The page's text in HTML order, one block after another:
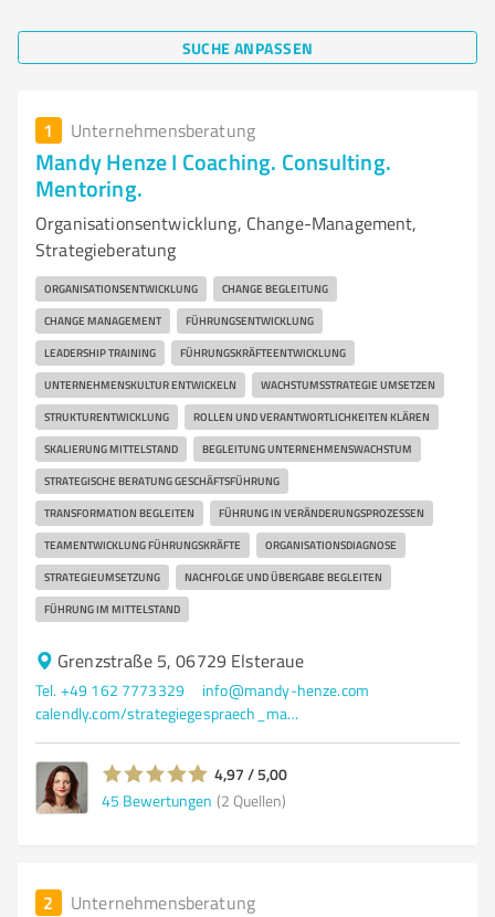
SUCHE ANPASSEN
1 Unternehmensberatung
Mandy Henze I Coaching. Consulting.
Mentoring.
Organisationsentwicklung, Change-Management,
Strategieberatung
ORGANISATIONSENTWICKLUNG CHANGE BEGLEITUNG
CHANGE MANAGEMENT FÜHRUNGSENTWICKLUNG
LEADERSHIP TRAINING FÜHRUNGSKRÄFTEENTWICKLUNG
UNTERNEHMENSKULTUR ENTWICKELN WACHSTUMSSTRATEGIE UMSETZEN
STRUKTURENTWICKLUNG ROLLEN UND VERANTWORTLICHKEITEN KLÄREN
SKALIERUNG MITTELSTAND BEGLEITUNG UNTERNEHMENSWACHSTUM
STRATEGISCHE BERATUNG GESCHÄFTSFÜHRUNG
TRANSFORMATION BEGLEITEN FÜHRUNG IN VERÄNDERUNGSPROZESSEN
TEAMENTWICKLUNG FÜHRUNGSKRÄFTE ORGANISATIONSDIAGNOSE
STRATEGIEUMSETZUNG NACHFOLGE UND ÜBERGABE BEGLEITEN
FÜHRUNG IM MITTELSTAND
Grenzstraße 5, 06729 Elsteraue
Tel. +49 162 7773329
info@mandy-henze.com
calendly.com/strategiegespraech_mandyhenze/60min?month=2026-01
4,97 / 5,00
45 Bewertungen (2 Quellen)
2 Unternehmensberatung